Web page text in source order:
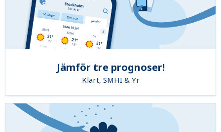
Jämför tre prognoser!
Klart, SMHI & Yr